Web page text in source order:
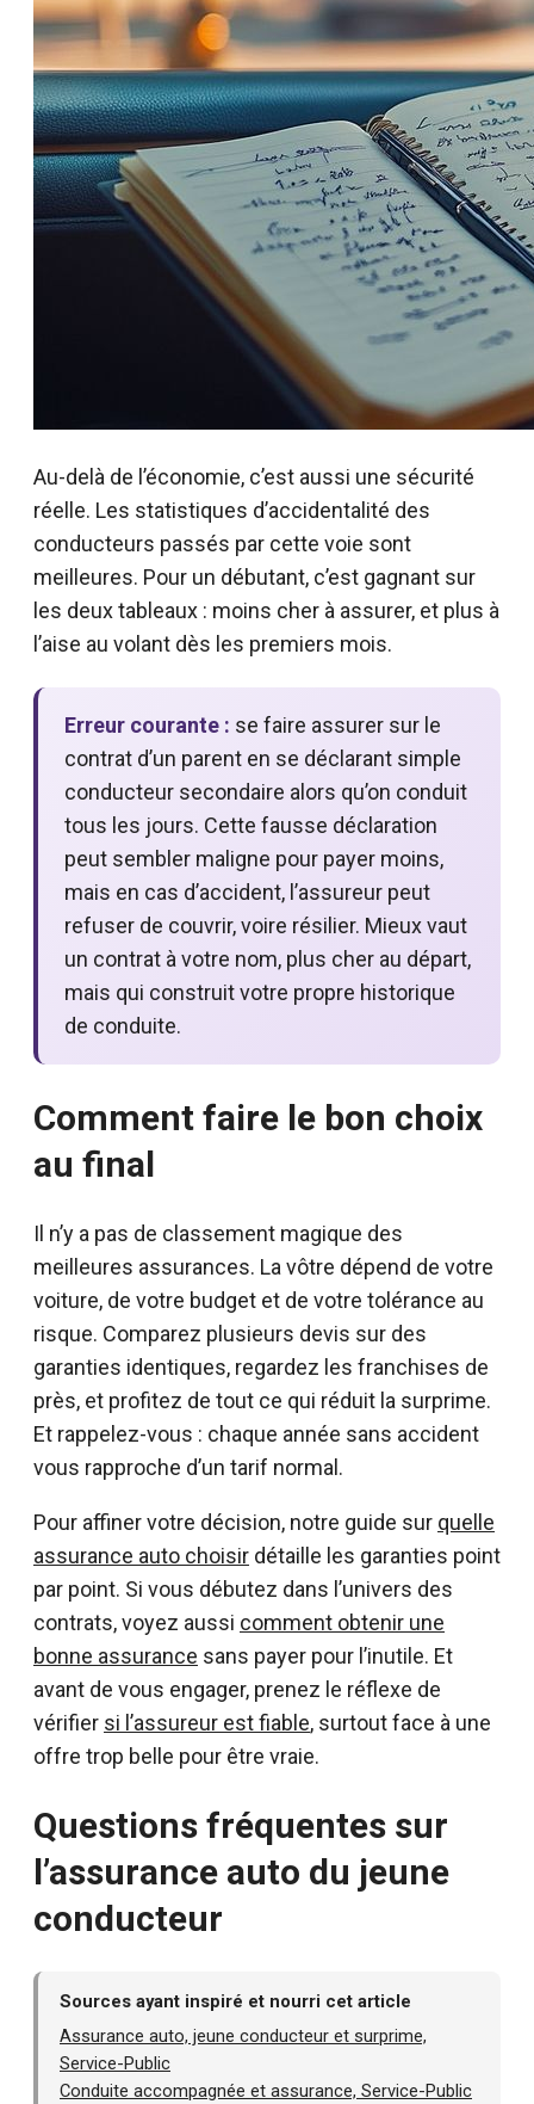
Au-delà de l’économie, c’est aussi une sécurité
réelle. Les statistiques d’accidentalité des
conducteurs passés par cette voie sont
meilleures. Pour un débutant, c’est gagnant sur
les deux tableaux : moins cher à assurer, et plus à
l’aise au volant dès les premiers mois.
Erreur courante : se faire assurer sur le
contrat d’un parent en se déclarant simple
conducteur secondaire alors qu’on conduit
tous les jours. Cette fausse déclaration
peut sembler maligne pour payer moins,
mais en cas d’accident, l’assureur peut
refuser de couvrir, voire résilier. Mieux vaut
un contrat à votre nom, plus cher au départ,
mais qui construit votre propre historique
de conduite.
Comment faire le bon choix
au final
Il n’y a pas de classement magique des
meilleures assurances. La vôtre dépend de votre
voiture, de votre budget et de votre tolérance au
risque. Comparez plusieurs devis sur des
garanties identiques, regardez les franchises de
près, et profitez de tout ce qui réduit la surprime.
Et rappelez-vous : chaque année sans accident
vous rapproche d’un tarif normal.
Pour affiner votre décision, notre guide sur quelle
assurance auto choisir détaille les garanties point
par point. Si vous débutez dans l’univers des
contrats, voyez aussi comment obtenir une
bonne assurance sans payer pour l’inutile. Et
avant de vous engager, prenez le réflexe de
vérifier si l’assureur est fiable, surtout face à une
offre trop belle pour être vraie.
Questions fréquentes sur
l’assurance auto du jeune
conducteur
Sources ayant inspiré et nourri cet article
Assurance auto, jeune conducteur et surprime,
Service-Public
Conduite accompagnée et assurance, Service-Public